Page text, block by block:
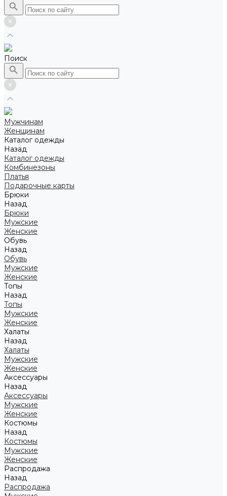
Поиск
Мужчинам
Женщинам
Каталог одежды
Назад
Каталог одежды
Комбинезоны
Платья
Подарочные карты
Брюки
Назад
Брюки
Мужские
Женские
Обувь
Назад
Обувь
Мужские
Женские
Топы
Назад
Топы
Мужские
Женские
Халаты
Назад
Халаты
Мужские
Женские
Аксессуары
Назад
Аксессуары
Мужские
Женские
Костюмы
Назад
Костюмы
Мужские
Женские
Распродажа
Назад
Распродажа